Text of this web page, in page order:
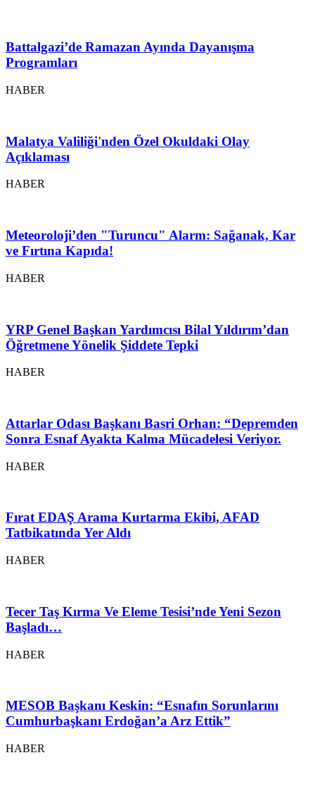
Battalgazi’de Ramazan Ayında Dayanışma
Programları
HABER
Malatya Valiliği'nden Özel Okuldaki Olay
Açıklaması
HABER
Meteoroloji’den "Turuncu" Alarm: Sağanak, Kar
ve Fırtına Kapıda!
HABER
YRP Genel Başkan Yardımcısı Bilal Yıldırım’dan
Öğretmene Yönelik Şiddete Tepki
HABER
Attarlar Odası Başkanı Basri Orhan: “Depremden
Sonra Esnaf Ayakta Kalma Mücadelesi Veriyor.
HABER
Fırat EDAŞ Arama Kurtarma Ekibi, AFAD
Tatbikatında Yer Aldı
HABER
Tecer Taş Kırma Ve Eleme Tesisi’nde Yeni Sezon
Başladı…
HABER
MESOB Başkanı Keskin: “Esnafın Sorunlarını
Cumhurbaşkanı Erdoğan’a Arz Ettik”
HABER